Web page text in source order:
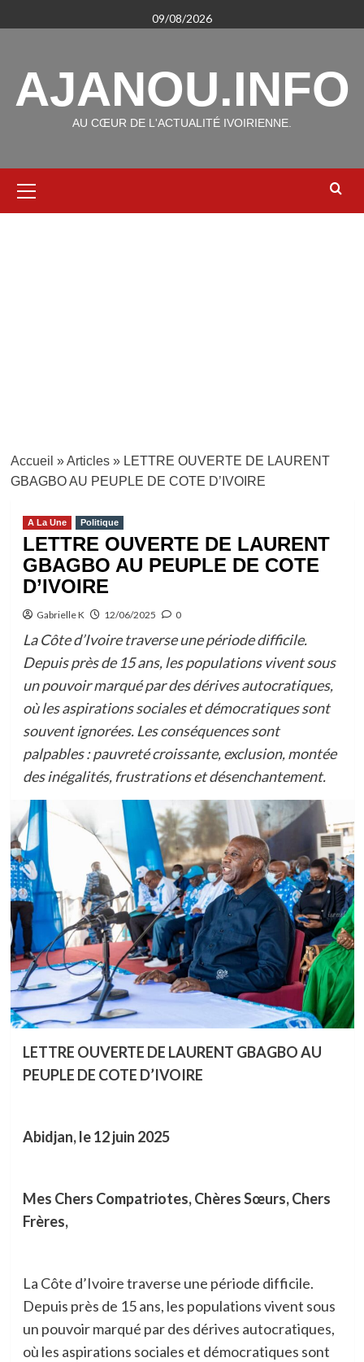
au
09/08/2026
AJANOU.INFO
AU CŒUR DE L'ACTUALITÉ IVOIRIENNE.
principal
Accueil »Articles» LETTRE OUVERTE DE LAURENT
GBAGBO AU PEUPLE DE COTE D’IVOIRE
A La Une Politique
LETTRE OUVERTE DE LAURENT
GBAGBO AU PEUPLE DE COTE
D’IVOIRE
Gabrielle K 12/06/2025 0
La Côte d’Ivoire traverse une période difficile.
Depuis près de 15 ans, les populations vivent sous
un pouvoir marqué par des dérives autocratiques,
où les aspirations sociales et démocratiques sont
souvent ignorées. Les conséquences sont
palpables : pauvreté croissante, exclusion, montée
des inégalités, frustrations et désenchantement.
LETTRE OUVERTE DE LAURENT GBAGBO AU
PEUPLE DE COTE D’IVOIRE
Abidjan, le 12 juin 2025
Mes Chers Compatriotes, Chères Sœurs, Chers
Frères,
La Côte d’Ivoire traverse une période difficile.
Depuis près de 15 ans, les populations vivent sous
un pouvoir marqué par des dérives autocratiques,
où les aspirations sociales et démocratiques sont